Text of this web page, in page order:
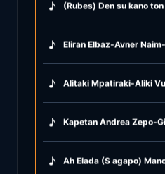
♪ (Rubes) Den su kano
♪ Eliran Elbaz-Avner
♪ Alitaki Mpatiraki-Aliki
♪ Kapetan Andrea Zepo-
♪ Ah Elada (S agapo)